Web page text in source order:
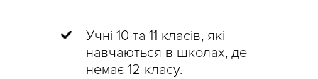
Учні 10 та 11 класів, які
навчаються в школах, де
немає 12 класу.